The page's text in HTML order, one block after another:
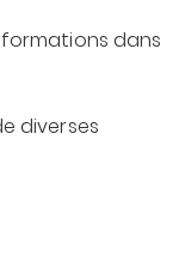
dans
diverses